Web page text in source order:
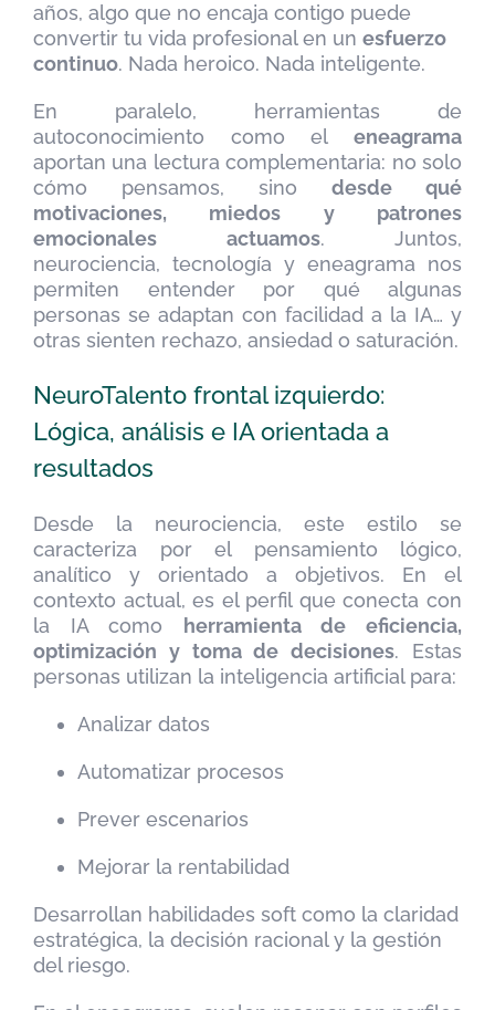
años, algo que no encaja contigo puede
convertir tu vida profesional en un esfuerzo
continuo. Nada heroico. Nada inteligente.
En paralelo, herramientas de
autoconocimiento como el eneagrama
aportan una lectura complementaria: no solo
cómo pensamos, sino desde qué
motivaciones, miedos y patrones
emocionales actuamos. Juntos,
neurociencia, tecnología y eneagrama nos
permiten entender por qué algunas
personas se adaptan con facilidad a la IA… y
otras sienten rechazo, ansiedad o saturación.
NeuroTalento frontal izquierdo:
Lógica, análisis e IA orientada a
resultados
Desde la neurociencia, este estilo se
caracteriza por el pensamiento lógico,
analítico y orientado a objetivos. En el
contexto actual, es el perfil que conecta con
la IA como
herramienta de eficiencia,
optimización y toma de decisiones. Estas
personas utilizan la inteligencia artificial para:
Analizar datos
Automatizar procesos
Prever escenarios
Mejorar la rentabilidad
Desarrollan habilidades soft como la claridad
estratégica, la decisión racional y la gestión
del riesgo.